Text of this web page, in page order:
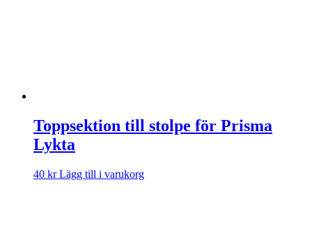
Toppsektion till stolpe för Prisma
Lykta
40 kr Lägg till i varukorg